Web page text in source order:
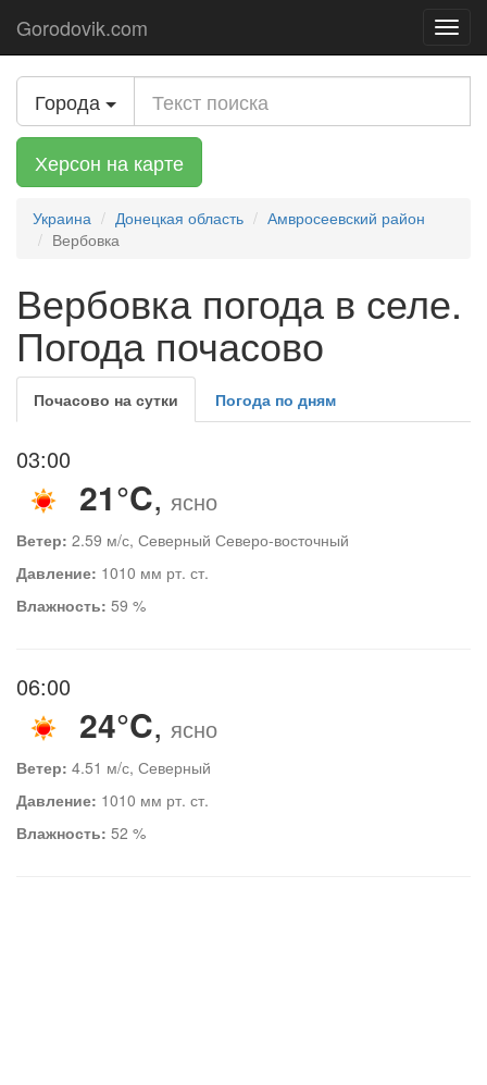
Gorodovik.com
Города
Херсон на карте
Украина Донецкая область
Амвросеевский район
Вербовка
Вербовка погода в селе.
Погода почасово
Почасово на сутки Погода по дням
03:00
21°C, ясно
Ветер: 2.59 м/с, Северный Северо-восточный
Давление: 1010 мм рт. ст.
Влажность: 59 %
06:00
24°C, ясно
Ветер: 4.51 м/с, Северный
Давление: 1010 мм рт. ст.
Влажность: 52 %